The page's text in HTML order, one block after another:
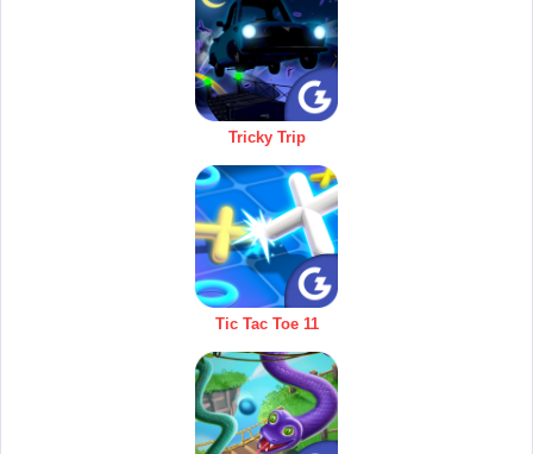
Tricky Trip
Tic Tac Toe 11